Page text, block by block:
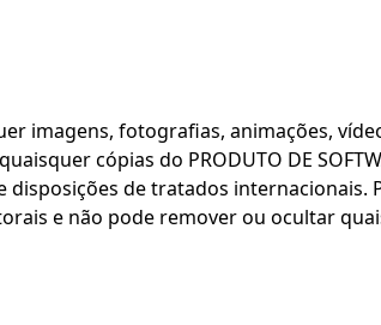
imagens, fotografias, animações,
cópias do PRODUTO DE
disposições de tratados internacionais.
e não pode remover ou ocultar